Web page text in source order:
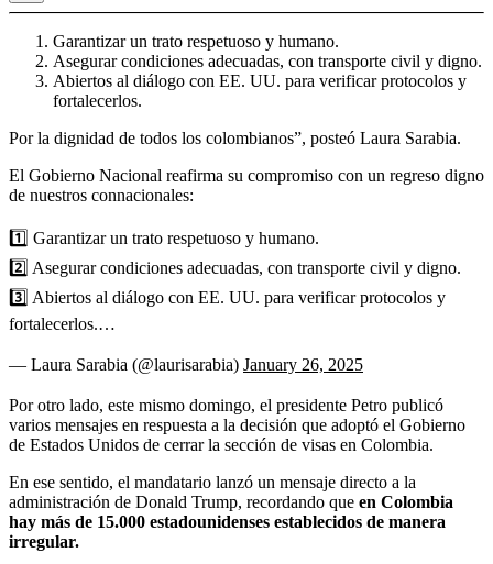
Garantizar un trato respetuoso y humano.
Asegurar condiciones adecuadas, con transporte civil y digno.
Abiertos al diálogo con EE. UU. para verificar protocolos y
fortalecerlos.
Por la dignidad de todos los colombianos”, posteó Laura Sarabia.
El Gobierno Nacional reafirma su compromiso con un regreso digno
de nuestros connacionales:
1️⃣ Garantizar un trato respetuoso y humano.
2️⃣ Asegurar condiciones adecuadas, con transporte civil y digno.
3️⃣ Abiertos al diálogo con EE. UU. para verificar protocolos y
fortalecerlos.…
— Laura Sarabia (@laurisarabia) January 26, 2025
Por otro lado, este mismo domingo, el presidente Petro publicó
varios mensajes en respuesta a la decisión que adoptó el Gobierno
de Estados Unidos de cerrar la sección de visas en Colombia.
En ese sentido, el mandatario lanzó un mensaje directo a la
administración de Donald Trump, recordando que en Colombia
hay más de 15.000 estadounidenses establecidos de manera
irregular.